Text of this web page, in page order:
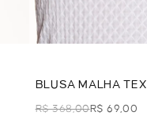
BLUSA MALHA
WHITE
R$ 368,00R$ 69,00